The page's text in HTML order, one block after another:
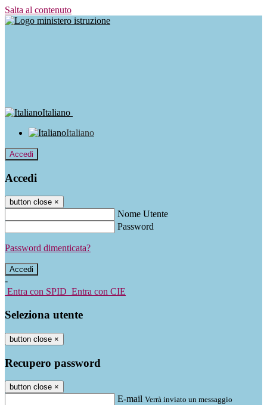
Salta al contenuto
Italiano
Italiano
Accedi
Accedi
button close ×
Nome Utente
Password
Password dimenticata?
-
Entra con SPID Entra con CIE
Seleziona utente
button close ×
Recupero password
button close ×
E-mail Verrà inviato un messaggio